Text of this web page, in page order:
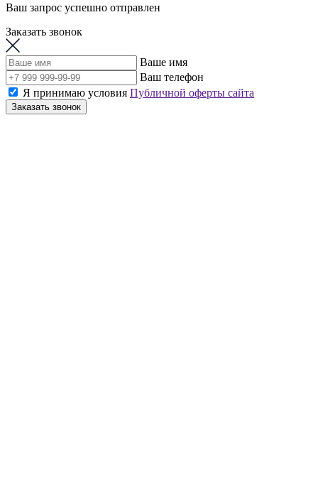
Ваш запрос успешно отправлен
Заказать звонок
Ваше имя
Ваш телефон
Я принимаю условия Публичной оферты сайта
Заказать звонок